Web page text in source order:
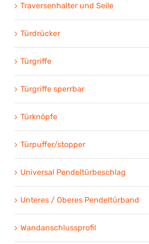
Traversenhalter und Seile
Türdrücker
Türgriffe
Türgriffe sperrbar
Türknöpfe
Türpuffer/stopper
Universal Pendeltürbeschlag
Unteres / Oberes Pendeltürband
Wandanschlussprofil